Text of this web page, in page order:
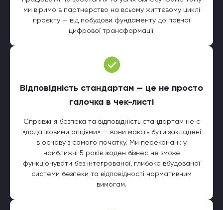
ми віримо в партнерство на всьому життєвому циклі
проєкту — від побудови фундаменту до повної
цифрової трансформації.
Відповідність стандартам — це не просто
галочка в чек-листі
Справжня безпека та відповідність стандартам не є
«додатковими опціями» — вони мають бути закладені
в основу з самого початку. Ми переконані: у
найближчі 5 років жоден бізнес не зможе
функціонувати без інтегрованої, глибоко вбудованої
системи безпеки та відповідності нормативним
вимогам.